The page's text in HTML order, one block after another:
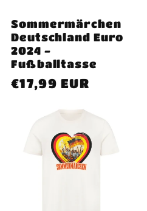
Sommermärchen
Deutschland Euro
2024 -
Fußballtasse
Normaler
€17,99 EUR